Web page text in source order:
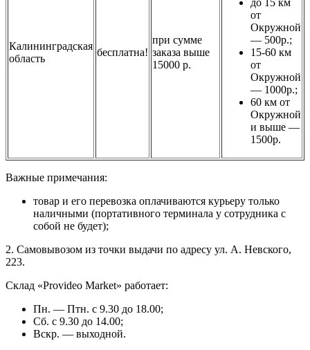
Калининградская
область
бесплатна!
при сумме
заказа выше
15000 р.
от
Окружной
— 500р.;
15-60 км
от
Окружной
— 1000р.;
60 км от
Окружной
и выше —
1500р.
Важные примечания:
товар и его перевозка оплачиваются курьеру только
наличными (портативного терминала у сотрудника с
собой не будет);
2. Самовывозом из точки выдачи по адресу ул. А. Невского,
223.
Склад «Provideo Market» работает:
Пн. — Птн. с 9.30 до 18.00;
Сб. с 9.30 до 14.00;
Вскр. — выходной.